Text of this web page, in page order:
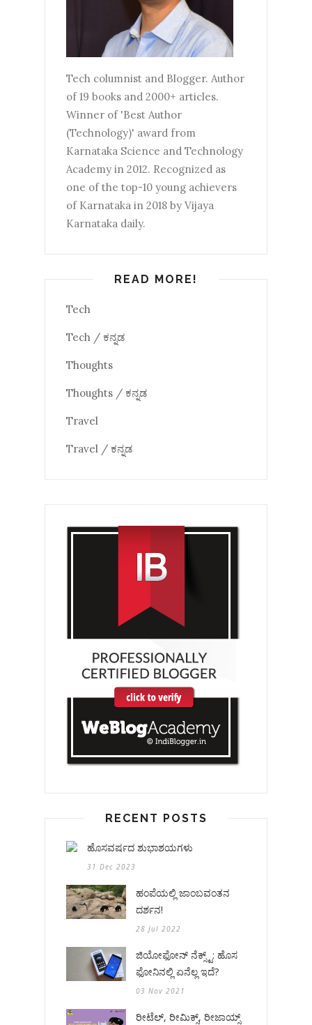
Tech columnist and Blogger. Author
of 19 books and 2000+ articles.
Winner of 'Best Author
(Technology)' award from
Karnataka Science and Technology
Academy in 2012. Recognized as
one of the top-10 young achievers
of Karnataka in 2018 by Vijaya
Karnataka daily.
READ MORE!
Tech
Tech / ಕನ್ನಡ
Thoughts
Thoughts / ಕನ್ನಡ
Travel
Travel / ಕನ್ನಡ
RECENT POSTS
ಹೊಸವರ್ಷದ ಶುಭಾಶಯಗಳು
31 Dec 2023
ಹಂಪೆಯಲ್ಲಿ ಜಾಂಬವಂತನ
ದರ್ಶನ!
28 Jul 2022
ಜಿಯೋಫೋನ್ ನೆಕ್ಸ್ಟ್: ಹೊಸ
ಫೋನಿನಲ್ಲಿ ಏನೆಲ್ಲ ಇದೆ?
03 Nov 2021
ರೀಟೆಲ್, ರೀಮಿಕ್ಸ್, ರೀಜಾಯ್ಸ್